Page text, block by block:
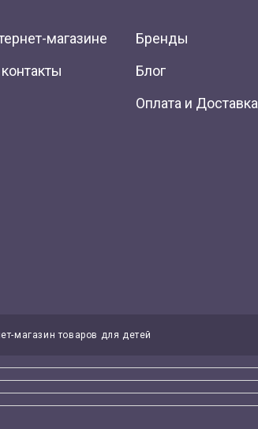
магазине
Бренды
Блог
Оплата и Доставка
магазин товаров для детей